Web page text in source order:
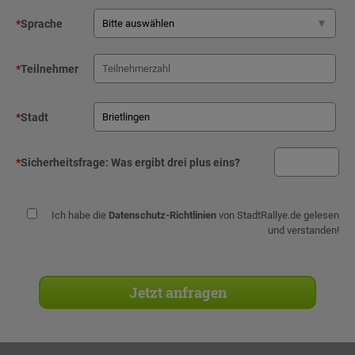
*Sprache
*Teilnehmer
*Stadt
*Sicherheitsfrage: Was ergibt drei plus eins?
Ich habe die Datenschutz-Richtlinien von StadtRallye.de gelesen
und verstanden!